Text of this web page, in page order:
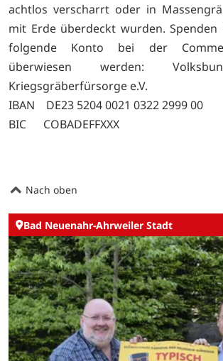
achtlos verscharrt oder in
mit Erde überdeckt wurden.
folgende Konto bei der
überwiesen werden:
Kriegsgräberfürsorge e.V.
IBAN DE23 5204 0021 0322 2999 00
BIC COBADEFFXXX
Nach oben
Bad Neuenahr-Ahrweiler Stadt